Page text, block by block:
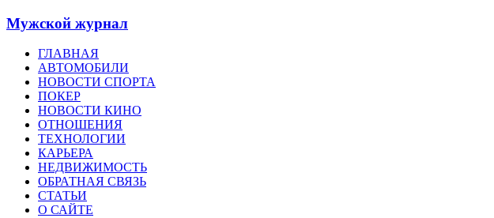
Мужской журнал
ГЛАВНАЯ
АВТОМОБИЛИ
НОВОСТИ СПОРТА
ПОКЕР
НОВОСТИ КИНО
ОТНОШЕНИЯ
ТЕХНОЛОГИИ
КАРЬЕРА
НЕДВИЖИМОСТЬ
ОБРАТНАЯ СВЯЗЬ
СТАТЬИ
О САЙТЕ